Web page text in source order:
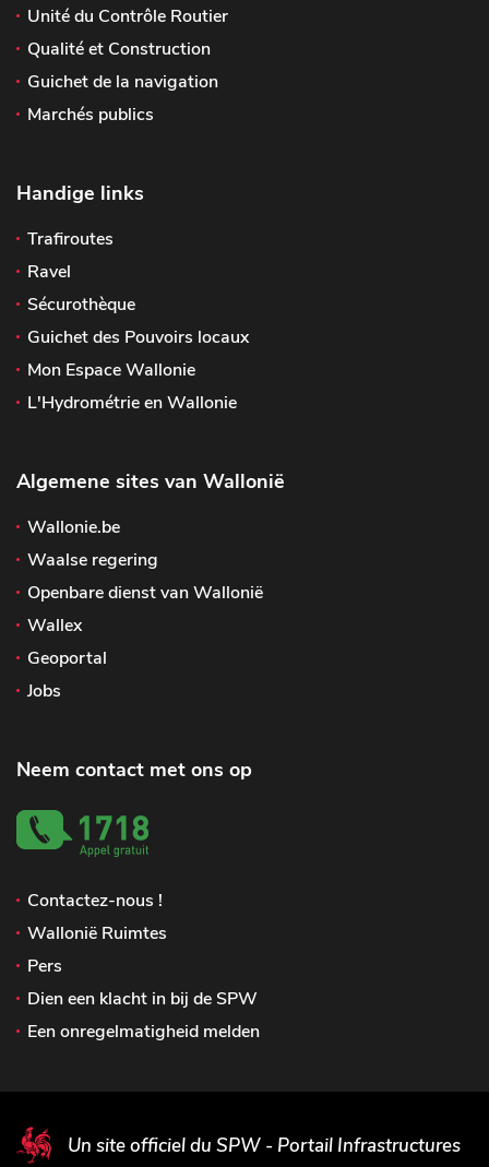
Unité du Contrôle Routier
Qualité et Construction
Guichet de la navigation
Marchés publics
Handige links
Trafiroutes
Ravel
Sécurothèque
Guichet des Pouvoirs locaux
Mon Espace Wallonie
L'Hydrométrie en Wallonie
Algemene sites van Wallonië
Wallonie.be
Waalse regering
Openbare dienst van Wallonië
Wallex
Geoportal
Jobs
Neem contact met ons op
Contactez-nous !
Wallonië Ruimtes
Pers
Dien een klacht in bij de SPW
Een onregelmatigheid melden
Un site officiel du SPW - Portail Infrastructures